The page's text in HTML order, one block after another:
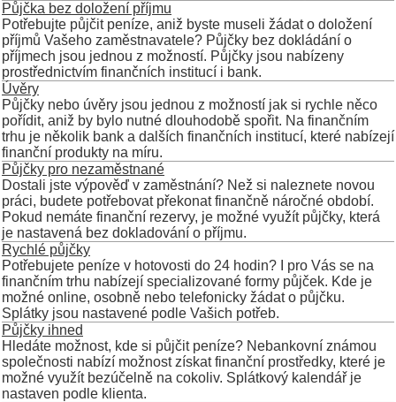
Půjčka bez doložení příjmu
Potřebujte půjčit peníze, aniž byste museli žádat o doložení
příjmů Vašeho zaměstnavatele? Půjčky bez dokládání o
příjmech jsou jednou z možností. Půjčky jsou nabízeny
prostřednictvím finančních institucí i bank.
Úvěry
Půjčky nebo úvěry jsou jednou z možností jak si rychle něco
pořídit, aniž by bylo nutné dlouhodobě spořit. Na finančním
trhu je několik bank a dalších finančních institucí, které nabízejí
finanční produkty na míru.
Půjčky pro nezaměstnané
Dostali jste výpověď v zaměstnání? Než si naleznete novou
práci, budete potřebovat překonat finančně náročné období.
Pokud nemáte finanční rezervy, je možné využít půjčky, která
je nastavená bez dokladování o příjmu.
Rychlé půjčky
Potřebujete peníze v hotovosti do 24 hodin? I pro Vás se na
finančním trhu nabízejí specializované formy půjček. Kde je
možné online, osobně nebo telefonicky žádat o půjčku.
Splátky jsou nastavené podle Vašich potřeb.
Půjčky ihned
Hledáte možnost, kde si půjčit peníze? Nebankovní známou
společnosti nabízí možnost získat finanční prostředky, které je
možné využít bezúčelně na cokoliv. Splátkový kalendář je
nastaven podle klienta.